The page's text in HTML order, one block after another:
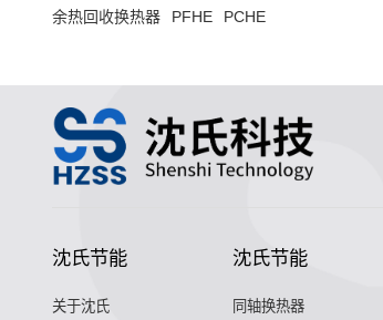
余热回收换热器 PFHE PCHE
沈氏节能
关于沈氏
沈氏节能
同轴换热器